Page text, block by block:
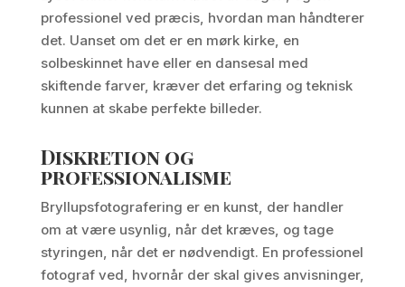
professionel ved præcis, hvordan man håndterer
det. Uanset om det er en mørk kirke, en
solbeskinnet have eller en dansesal med
skiftende farver, kræver det erfaring og teknisk
kunnen at skabe perfekte billeder.
Diskretion og
professionalisme
Bryllupsfotografering er en kunst, der handler
om at være usynlig, når det kræves, og tage
styringen, når det er nødvendigt. En professionel
fotograf ved, hvornår der skal gives anvisninger,